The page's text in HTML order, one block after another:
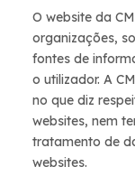
O website da
organizações,
fontes de
o utilizador. A
no que diz
websites, nem
tratamento de
websites.